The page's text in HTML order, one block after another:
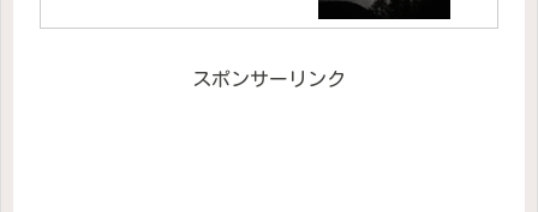
スポンサーリンク